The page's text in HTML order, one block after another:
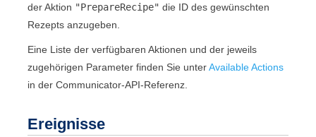
der Aktion "PrepareRecipe" die ID des gewünschten
Rezepts anzugeben.
Eine Liste der verfügbaren Aktionen und der jeweils
zugehörigen Parameter finden Sie unterAvailable Actions
in derCommunicator-API-Referenz.
Ereignisse